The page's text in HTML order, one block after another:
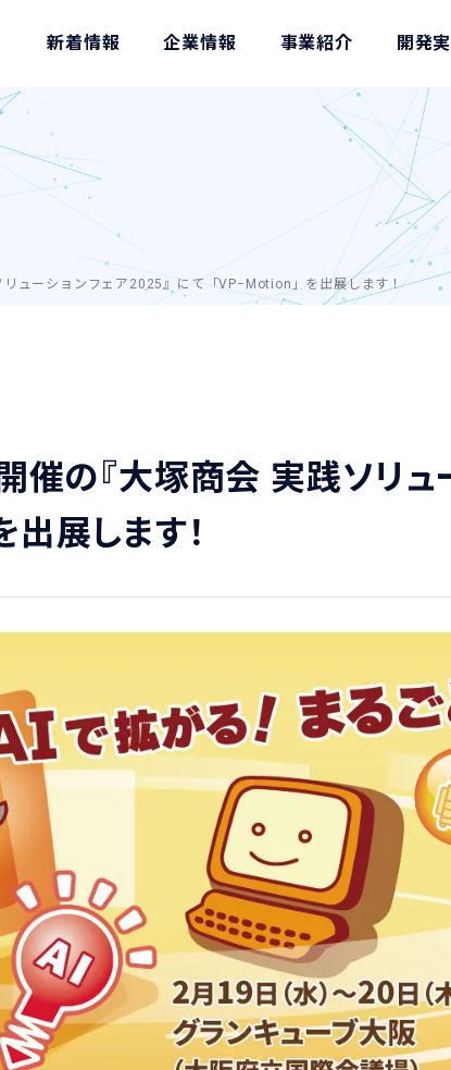
新着情報 企業情報 事業紹介 開発
ューションフェア2025』にて「VP−Motion」を出展します！
催の『大塚商会 実践ソリュ
展します！